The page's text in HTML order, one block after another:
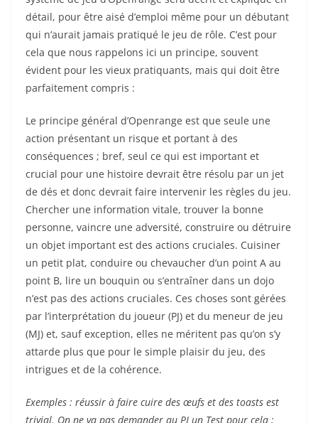
détail, pour être aisé d’emploi même pour un débutant
qui n’aurait jamais pratiqué le jeu de rôle. C’est pour
cela que nous rappelons ici un principe, souvent
évident pour les vieux pratiquants, mais qui doit être
parfaitement compris :
Le principe général d’Openrange est que seule une
action présentant un risque et portant à des
conséquences ; bref, seul ce qui est important et
crucial pour une histoire devrait être résolu par un jet
de dés et donc devrait faire intervenir les règles du jeu.
Chercher une information vitale, trouver la bonne
personne, vaincre une adversité, construire ou détruire
un objet important est des actions cruciales. Cuisiner
un petit plat, conduire ou chevaucher d’un point A au
point B, lire un bouquin ou s’entraîner dans un dojo
n’est pas des actions cruciales. Ces choses sont gérées
par l’interprétation du joueur (PJ) et du meneur de jeu
(MJ) et, sauf exception, elles ne méritent pas qu’on s’y
attarde plus que pour le simple plaisir du jeu, des
intrigues et de la cohérence.
Exemples : réussir à faire cuire des œufs et des toasts est
trivial. On ne va pas demander au PJ un Test pour cela ;